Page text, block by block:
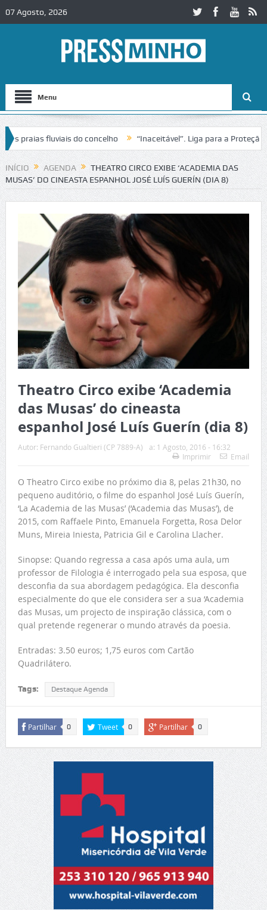
07 Agosto, 2026
Menu
fluviais do concelho “Inaceitável”. Liga para a Proteção da
INÍCIO AGENDA
THEATRO CIRCO EXIBE ‘ACADEMIA DAS
MUSAS’ DO CINEASTA ESPANHOL JOSÉ LUÍS GUERÍN (DIA 8)
Theatro Circo exibe ‘Academia
das Musas’ do cineasta
espanhol José Luís Guerín (dia 8)
Autor: Fernando Gualtieri (CP 7889-A) a: 1 Agosto, 2016 - 16:32
Imprimir
Email
O Theatro Circo exibe no próximo dia 8, pelas 21h30, no
pequeno auditório, o filme do espanhol José Luís Guerín,
‘La Academia de las Musas’ (‘Academia das Musas’), de
2015, com Raffaele Pinto, Emanuela Forgetta, Rosa Delor
Muns, Mireia Iniesta, Patricia Gil e Carolina Llacher.
Sinopse: Quando regressa a casa após uma aula, um
professor de Filologia é interrogado pela sua esposa, que
desconfia da sua abordagem pedagógica. Ela desconfia
especialmente do que ele considera ser a sua ‘Academia
das Musas, um projecto de inspiração clássica, com o
qual pretende regenerar o mundo através da poesia.
Entradas: 3.50 euros; 1,75 euros com Cartão
Quadrilátero.
Tags: Destaque Agenda
Partilhar 0 Tweet 0 Partilhar 0